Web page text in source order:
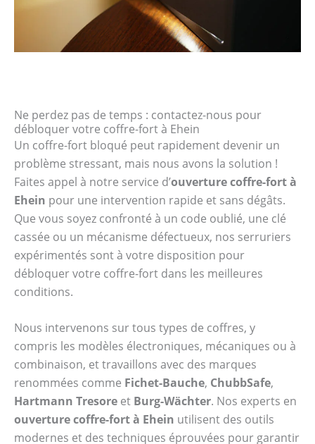
Ne perdez pas de temps : contactez-nous pour
débloquer votre coffre-fort à Ehein
Un coffre-fort bloqué peut rapidement devenir un
problème stressant, mais nous avons la solution !
Faites appel à notre service d’ouverture coffre-fort à
Ehein pour une intervention rapide et sans dégâts.
Que vous soyez confronté à un code oublié, une clé
cassée ou un mécanisme défectueux, nos serruriers
expérimentés sont à votre disposition pour
débloquer votre coffre-fort dans les meilleures
conditions.
Nous intervenons sur tous types de coffres, y
compris les modèles électroniques, mécaniques ou à
combinaison, et travaillons avec des marques
renommées comme Fichet-Bauche, ChubbSafe,
Hartmann Tresore et Burg-Wächter. Nos experts en
ouverture coffre-fort à Ehein utilisent des outils
modernes et des techniques éprouvées pour garantir